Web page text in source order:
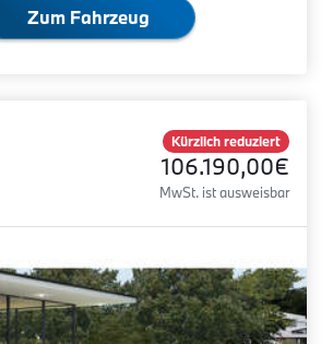
Zum Fahrzeug
Kürzlich reduziert
106.190,00€
MwSt. ist ausweisbar